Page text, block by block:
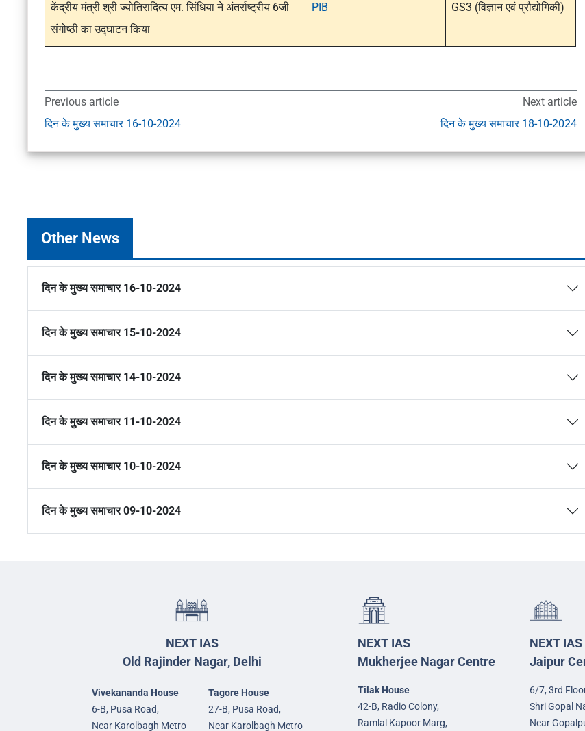
केंद्रीय मंत्री श्री ज्योतिरादित्य एम. सिंधिया ने अंतर्राष्ट्रीय 6जी
संगोष्ठी का उद्घाटन किया
PIB GS3 (विज्ञान एवं प्रौद्योगिकी)
Previous article
दिन के मुख्य समाचार 16-10-2024
Next article
दिन के मुख्य समाचार 18-10-2024
Other News
दिन के मुख्य समाचार 16-10-2024
दिन के मुख्य समाचार 15-10-2024
दिन के मुख्य समाचार 14-10-2024
दिन के मुख्य समाचार 11-10-2024
दिन के मुख्य समाचार 10-10-2024
दिन के मुख्य समाचार 09-10-2024
NEXT IAS
Old Rajinder Nagar, Delhi
Vivekananda House
6-B, Pusa Road,
Near Karolbagh Metro
Tagore House
27-B, Pusa Road,
Near Karolbagh Metro
NEXT IAS
Mukherjee Nagar Centre
Tilak House
42-B, Radio Colony,
Ramlal Kapoor Marg,
NEXT IAS
Jaipur
6/7, 3rd
Shri Gopal
Near